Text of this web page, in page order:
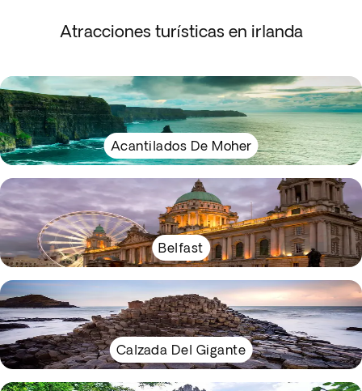
Atracciones turísticas en irlanda
Acantilados De Moher
Belfast
Calzada Del Gigante